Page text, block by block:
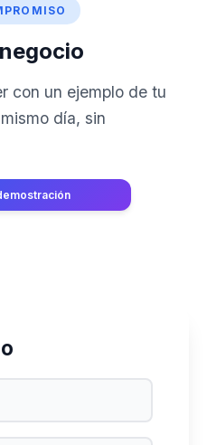
con un ejemplo de tu
día, sin